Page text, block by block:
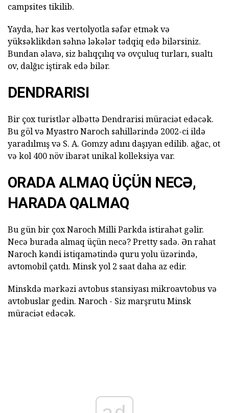
campsites tikilib.
Yayda, hər kəs vertolyotla səfər etmək və
yüksəklikdən səhnə ləkələr tədqiq edə bilərsiniz.
Bundan əlavə, siz balıqçılıq və ovçuluq turları, sualtı
ov, dalğıc iştirak edə bilər.
DENDRARISI
Bir çox turistlər əlbəttə Dendrarisi müraciət edəcək.
Bu göl və Myastro Naroch sahillərində 2002-ci ildə
yaradılmış və S. A. Gomzy adını daşıyan edilib. ağac, ot
və kol 400 növ ibarət unikal kolleksiya var.
ORADA ALMAQ ÜÇÜN NECƏ,
HARADA QALMAQ
Bu gün bir çox Naroch Milli Parkda istirahət gəlir.
Necə burada almaq üçün necə? Pretty sadə. Ən rahat
Naroch kəndi istiqamətində quru yolu üzərində,
avtomobil çatdı. Minsk yol 2 saat daha az edir.
Minskdə mərkəzi avtobus stansiyası mikroavtobus və
avtobuslar gedin. Naroch - Siz marşrutu Minsk
müraciət edəcək.